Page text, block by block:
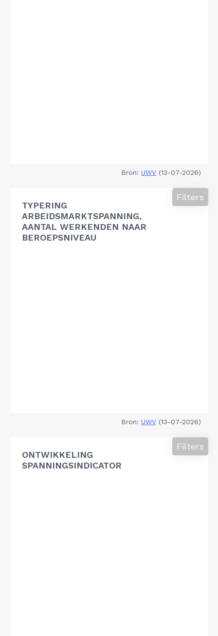
Bron: UWV (13-07-2026)
TYPERING
ARBEIDSMARKTSPANNING,
AANTAL WERKENDEN NAAR
BEROEPSNIVEAU
Filters
Bron: UWV (13-07-2026)
ONTWIKKELING
SPANNINGSINDICATOR
Filters